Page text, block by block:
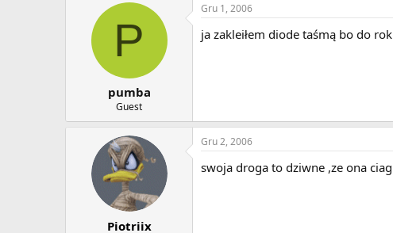
P
pumba
Guest
Gru 1, 2006
ja zakleiłem diode taśmą bo do
Piotriix
Gru 2, 2006
swoja droga to dziwne ,ze ona